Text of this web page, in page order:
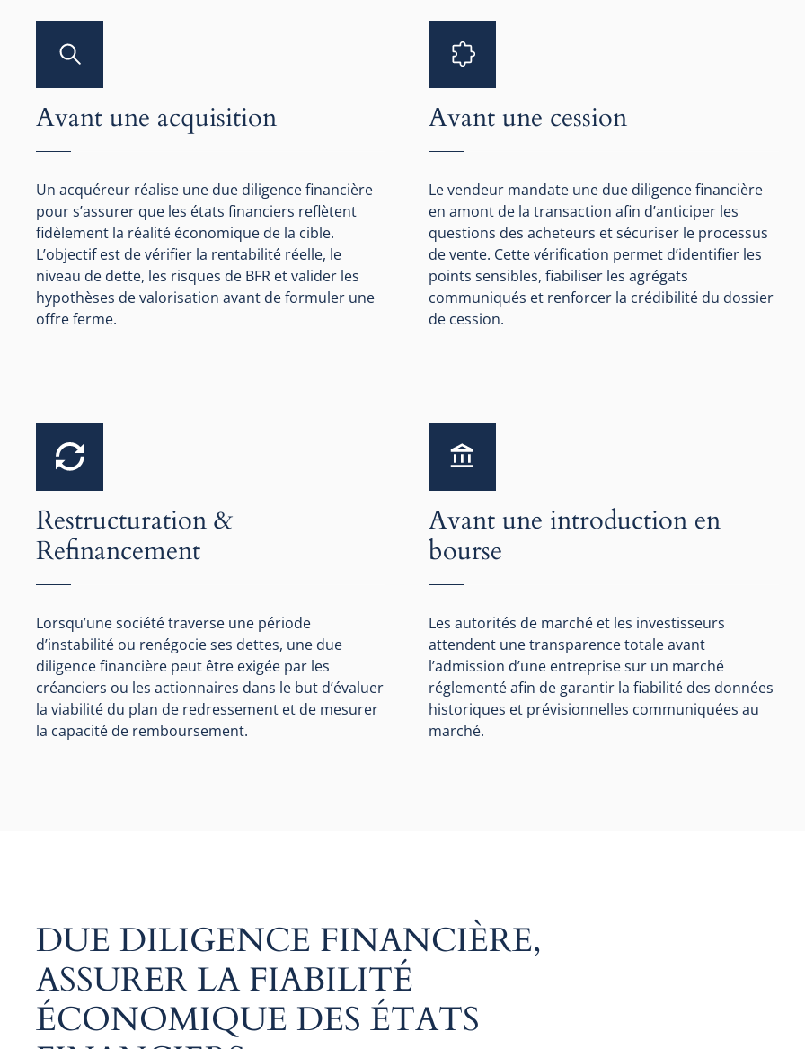
Avant une acquisition
Un acquéreur réalise une due diligence financière
pour s’assurer que les états financiers reflètent
fidèlement la réalité économique de la cible.
L’objectif est de vérifier la rentabilité réelle, le
niveau de dette, les risques de BFR et valider les
hypothèses de valorisation avant de formuler une
offre ferme.
Avant une cession
Le vendeur mandate une due diligence financière
en amont de la transaction afin d’anticiper les
questions des acheteurs et sécuriser le processus
de vente. Cette vérification permet d’identifier les
points sensibles, fiabiliser les agrégats
communiqués et renforcer la crédibilité du dossier
de cession.
Restructuration &
Refinancement
Lorsqu’une société traverse une période
d’instabilité ou renégocie ses dettes, une due
diligence financière peut être exigée par les
créanciers ou les actionnaires dans le but d’évaluer
la viabilité du plan de redressement et de mesurer
la capacité de remboursement.
Avant une introduction en
bourse
Les autorités de marché et les investisseurs
attendent une transparence totale avant
l’admission d’une entreprise sur un marché
réglementé afin de garantir la fiabilité des données
historiques et prévisionnelles communiquées au
marché.
DUE DILIGENCE FINANCIÈRE,
ASSURER LA FIABILITÉ
ÉCONOMIQUE DES ÉTATS